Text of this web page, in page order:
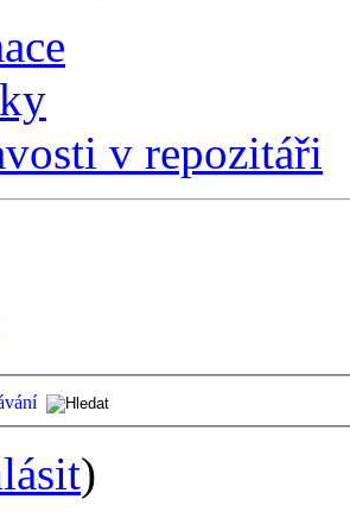
v repozitáři
)